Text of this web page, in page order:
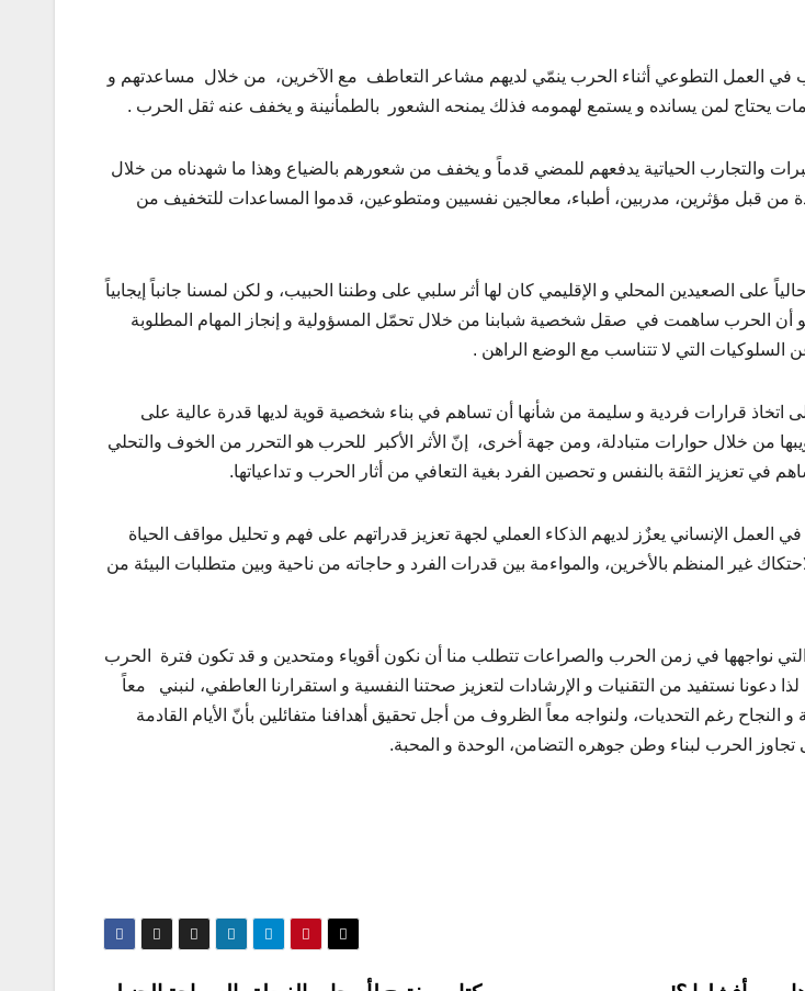
في العمل التطوعي أثناء الحرب ينمّي لديهم مشاعر التعاطف مع الآخرين، من خلال مساعدتهم و
يحتاج لمن يسانده و يستمع لهمومه فذلك يمنحه الشعور بالطمأنينة و يخفف عنه ثقل الحرب .
والتجارب الحياتية يدفعهم للمضي قدماً و يخفف من شعورهم بالضياع وهذا ما شهدناه من خلال
من قبل مؤثرين، مدربين، أطباء، معالجين نفسيين ومتطوعين، قدموا المساعدات للتخفيف من
على الصعيدين المحلي و الإقليمي كان لها أثر سلبي على وطننا الحبيب، و لكن لمسنا جانباً إيجابياً
أن الحرب ساهمت في صقل شخصية شبابنا من خلال تحمّل المسؤولية و إنجاز المهام المطلوبة
السلوكيات التي لا تتناسب مع الوضع الراهن .
اتخاذ قرارات فردية و سليمة من شأنها أن تساهم في بناء شخصية قوية لديها قدرة عالية على
من خلال حوارات متبادلة، ومن جهة أخرى، إنّ الأثر الأكبر للحرب هو التحرر من الخوف والتحلي
في تعزيز الثقة بالنفس و تحصين الفرد بغية التعافي من أثار الحرب و تداعياتها.
العمل الإنساني يعزٌز لديهم الذكاء العملي لجهة تعزيز قدراتهم على فهم و تحليل مواقف الحياة
غير المنظم بالأخرين، والمواءمة بين قدرات الفرد و حاجاته من ناحية وبين متطلبات البيئة من
نواجهها في زمن الحرب والصراعات تتطلب منا أن نكون أقوياء ومتحدين و قد تكون فترة الحرب
دعونا نستفيد من التقنيات و الإرشادات لتعزيز صحتنا النفسية و استقرارنا العاطفي، لنبني معاً
و النجاح رغم التحديات، ولنواجه معاً الظروف من أجل تحقيق أهدافنا متفائلين بأنّ الأيام القادمة
الحرب لبناء وطن جوهره التضامن، الوحدة و المحبة.